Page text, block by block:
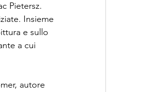
Pietersz.
Insieme
e sullo
a cui
autore